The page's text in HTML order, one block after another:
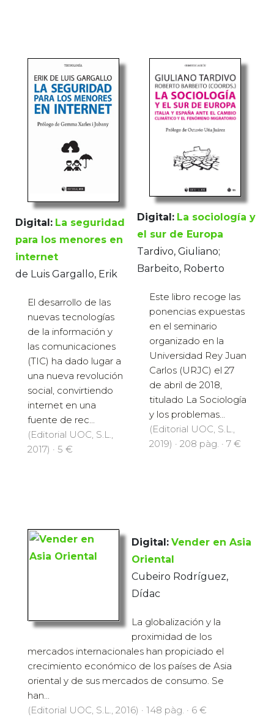
Digital: La seguridad
para los menores en
internet
de Luis Gargallo, Erik
El desarrollo de las
nuevas tecnologías
de la información y
las comunicaciones
(TIC) ha dado lugar a
una nueva revolución
social, convirtiendo
internet en una
fuente de rec...
(Editorial UOC, S.L.,
2017) · 5 €
Digital: La sociología y
el sur de Europa
Tardivo, Giuliano;
Barbeito, Roberto
Este libro recoge las
ponencias expuestas
en el seminario
organizado en la
Universidad Rey Juan
Carlos (URJC) el 27
de abril de 2018,
titulado La Sociología
y los problemas...
(Editorial UOC, S.L.,
2019) · 208 pàg. · 7 €
Digital: Vender en Asia
Oriental
Cubeiro Rodríguez,
Dídac
La globalización y la
proximidad de los
mercados internacionales han propiciado el
crecimiento económico de los países de Asia
oriental y de sus mercados de consumo. Se
han...
(Editorial UOC, S.L., 2016) · 148 pàg. · 6 €